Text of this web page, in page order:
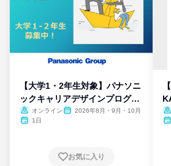
【大学1・2年生対象】パナソニ
ックキャリアデザインプログラ
ム
オンライン
2026年8月・9月・10月
1日
お気に入り